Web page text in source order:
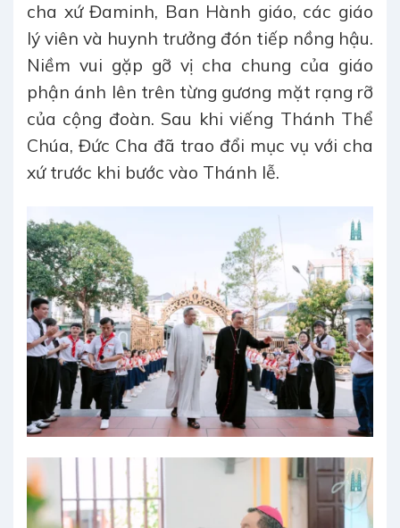
cha xứ Đaminh, Ban Hành giáo, các giáo
lý viên và huynh trưởng đón tiếp nồng hậu.
Niềm vui gặp gỡ vị cha chung của giáo
phận ánh lên trên từng gương mặt rạng rỡ
của cộng đoàn. Sau khi viếng Thánh Thể
Chúa, Đức Cha đã trao đổi mục vụ với cha
xứ trước khi bước vào Thánh lễ.